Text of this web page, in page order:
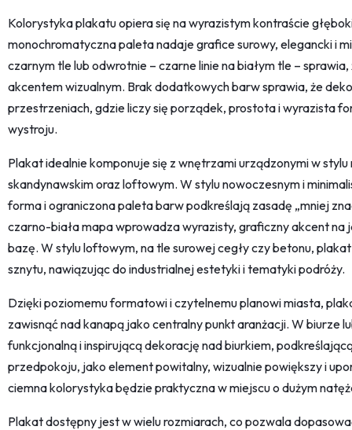
Kolorystyka plakatu opiera się na wyrazistym kontraście
monochromatyczna paleta nadaje grafice surowy, elegancki i
czarnym tle lub odwrotnie – czarne linie na białym tle –
akcentem wizualnym. Brak dodatkowych barw sprawia, że
przestrzeniach, gdzie liczy się porządek, prostota i wyrazista
wystroju.
Plakat idealnie komponuje się z wnętrzami urządzonymi w
skandynawskim oraz loftowym. W stylu nowoczesnym i
forma i ograniczona paleta barw podkreślają zasadę „mniej
czarno-biała mapa wprowadza wyrazisty, graficzny akcent na
bazę. W stylu loftowym, na tle surowej cegły czy betonu,
sznytu, nawiązując do industrialnej estetyki i tematyki podróży.
Dzięki poziomemu formatowi i czytelnemu planowi miasta,
zawisnąć nad kanapą jako centralny punkt aranżacji. W biurze
funkcjonalną i inspirującą dekorację nad biurkiem,
przedpokoju, jako element powitalny, wizualnie powiększy i
ciemna kolorystyka będzie praktyczna w miejscu o dużym
Plakat dostępny jest w wielu rozmiarach, co pozwala